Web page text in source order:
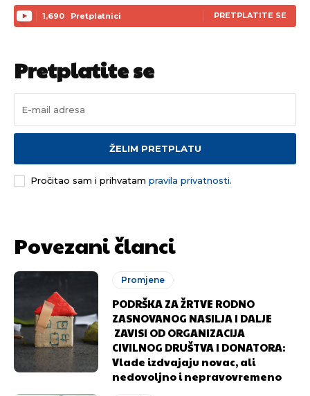
1,690 Pretplatnici PRETPLATITE SE
Pretplatite se
ŽELIM PRETPLATU
Pročitao sam i prihvatam pravila privatnosti.
Povezani članci
Promjene
PODRŠKA ZA ŽRTVE RODNO
ZASNOVANOG NASILJA I DALJE
ZAVISI OD ORGANIZACIJA
CIVILNOG DRUŠTVA I DONATORA:
Vlade izdvajaju novac, ali
nedovoljno i nepravovremeno